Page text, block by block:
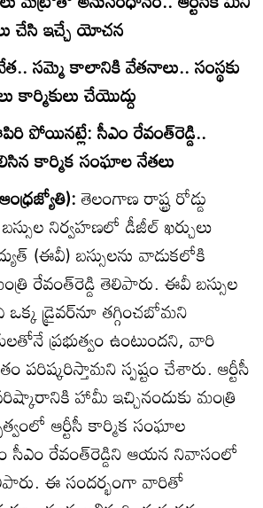
చేసి ఇచ్చే యోచన
సమ్మె కాలానికి వేతనాలు.. సంస్థకు
కార్మికులు చేయొద్దు
పోయినట్లే: సీఎం రేవంత్‌రెడ్డి..
కార్మిక సంఘాల నేతలు
తెలంగాణ రాష్ట్ర రోడ్డు
నిర్వహణలో డీజీల్‌ ఖర్చులు
(ఈవీ) బస్సులను వాడుకలోకి
రేవంత్‌రెడ్డి తెలిపారు. ఈవీ బస్సుల
డ్రైవర్‌నూ తగ్గించబోమని
ప్రభుత్వం ఉంటుందని, వారి
పరిష్కరిస్తామని స్పష్టం చేశారు. ఆర్టీసీ
హామీ ఇచ్చినందుకు మంత్రి
ఆర్టీసీ కార్మిక సంఘాల
సీఎం రేవంత్‌రెడ్డిని ఆయన నివాసంలో
ఈ సందర్భంగా వారితో